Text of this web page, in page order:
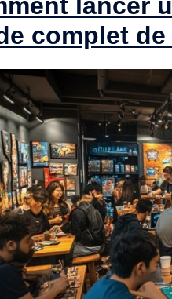
complet de